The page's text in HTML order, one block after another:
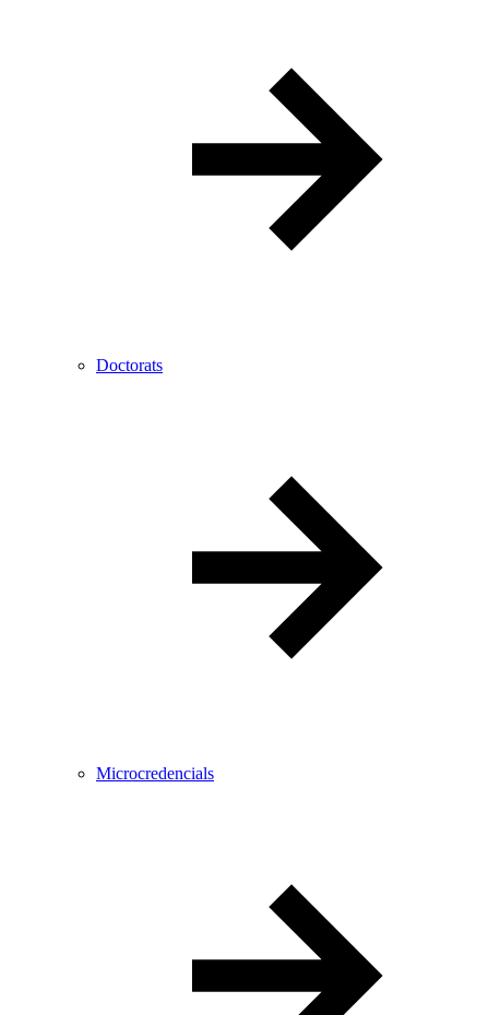
Doctorats
Microcredencials